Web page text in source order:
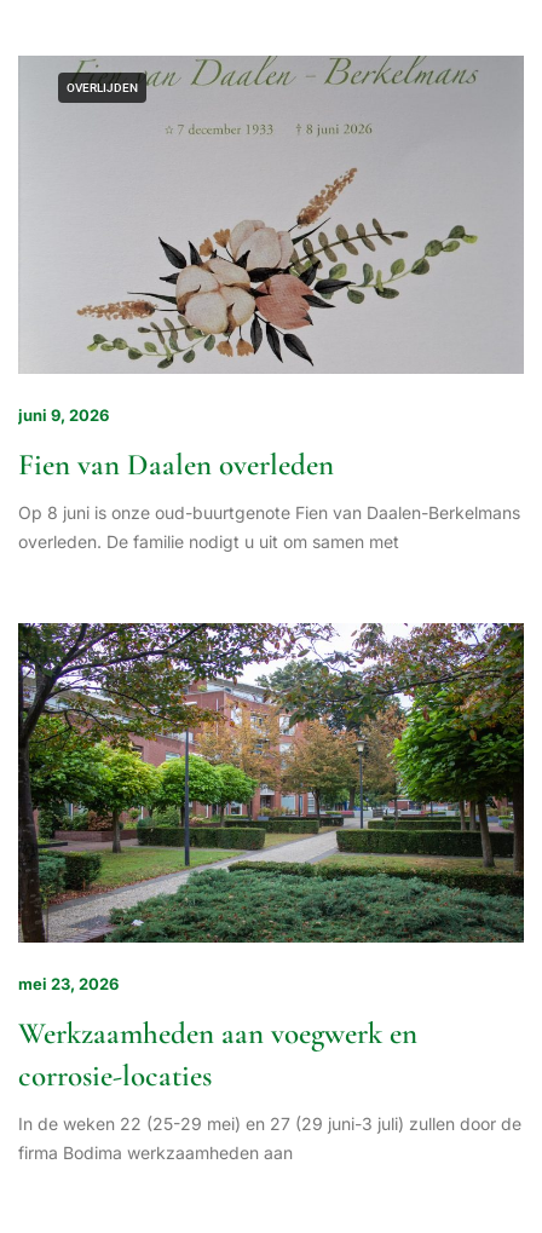
OVERLIJDEN
juni 9, 2026
Fien van Daalen overleden
Op 8 juni is onze oud-buurtgenote Fien van Daalen-Berkelmans
overleden. De familie nodigt u uit om samen met
mei 23, 2026
Werkzaamheden aan voegwerk en
corrosie-locaties
In de weken 22 (25-29 mei) en 27 (29 juni-3 juli) zullen door de
firma Bodima werkzaamheden aan